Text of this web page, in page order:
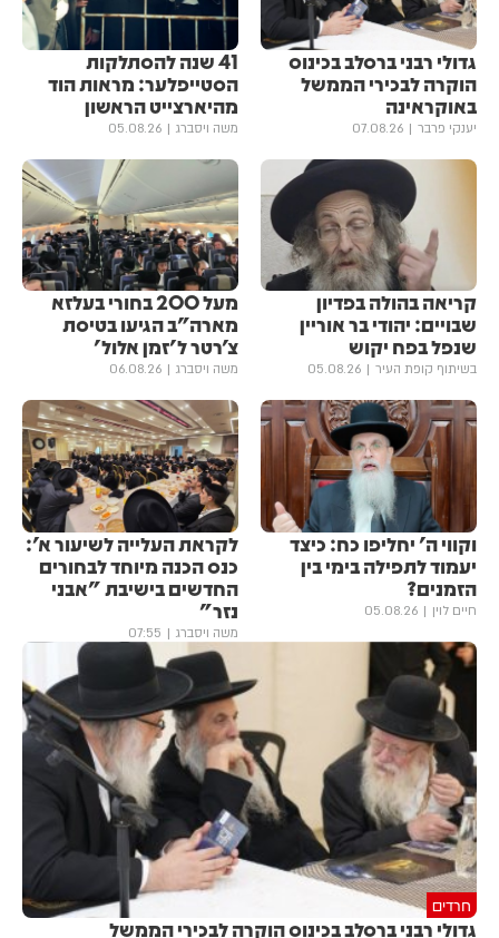
גדולי רבני ברסלב בכינוס
הוקרה לבכירי הממשל
באוקראינה
יענקי פרבר 07.08.26
41 שנה להסתלקות
הסטייפלער: מראות הוד
מהיארצייט הראשון
משה ויסברג 05.08.26
קריאה בהולה בפדיון
שבויים: יהודי בר אוריין
שנפל בפח יקוש
בשיתוף קופת העיר 05.08.26
מעל 200 בחורי בעלזא
מארה"ב הגיעו בטיסת
צ'רטר ל'זמן אלול'
משה ויסברג 06.08.26
וקווי ה' יחליפו כח: כיצד
יעמוד לתפילה בימי בין
הזמנים?
חיים לוין 05.08.26
לקראת העלייה לשיעור א':
כנס הכנה מיוחד לבחורים
החדשים בישיבת "אבני
נזר"
משה ויסברג 07:55
חרדים
גדולי רבני ברסלב בכינוס הוקרה לבכירי הממשל